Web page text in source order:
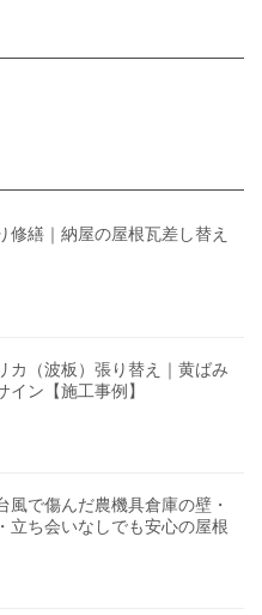
修繕｜納屋の屋根瓦差し替え
カ（波板）張り替え｜黄ばみ
ン【施工事例】
風で傷んだ農機具倉庫の壁・
立ち会いなしでも安心の屋根